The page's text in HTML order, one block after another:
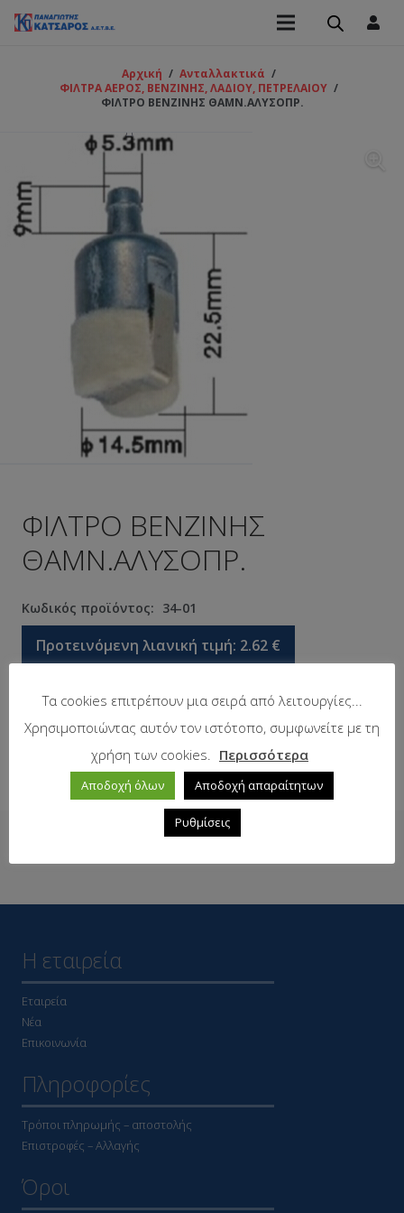
Αρχική / Ανταλλακτικά /
ΦΙΛΤΡΑ ΑΕΡΟΣ, ΒΕΝΖΙΝΗΣ, ΛΑΔΙΟΥ, ΠΕΤΡΕΛΑΙΟΥ /
ΦΙΛΤΡΟ ΒΕΝΖΙΝΗΣ ΘΑΜΝ.ΑΛΥΣΟΠΡ.
ΦΙΛΤΡΟ ΒΕΝΖΙΝΗΣ
ΘΑΜΝ.ΑΛΥΣΟΠΡ.
Κωδικός προϊόντος: 34-01
Προτεινόμενη λιανική τιμή: 2.62 €
Σε απόθεμα
Δείτε επίσης
Η εταιρεία
Εταιρεία
Νέα
Επικοινωνία
Πληροφορίες
Τρόποι πληρωμής – αποστολής
Επιστροφές – Αλλαγής
Όροι
Τα cookies επιτρέπουν μια σειρά από λειτουργίες...
Χρησιμοποιώντας αυτόν τον ιστότοπο, συμφωνείτε με τη
χρήση των cookies.
Περισσότερα
Αποδοχή όλων Αποδοχή απαραίτητων
Ρυθμίσεις